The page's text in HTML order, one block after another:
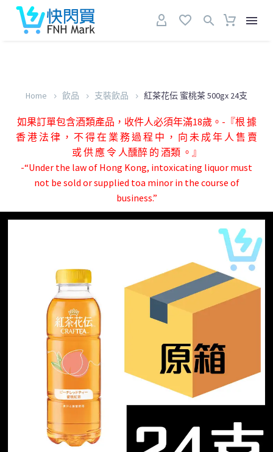
Home 飲品 支裝飲品 紅茶花伝 蜜桃茶 500gx 24支
如果訂單包含酒類產品，收件人必須年滿18歲。-『根 據
香 港 法 律 ， 不 得 在 業 務 過 程 中 ， 向 未 成 年 人 售 賣
或 供 應 令 人醺醉 的 酒類 。』
-“Under the law of Hong Kong, intoxicating liquor must
not be sold or supplied toa minor in the course of
business.”